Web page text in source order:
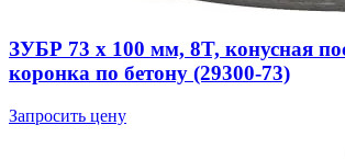
ЗУБР 73 x 100 мм, 8T, конусная
коронка по бетону (29300-73)
Запросить цену